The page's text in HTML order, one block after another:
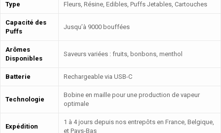
Type Fleurs, Résine, Edibles, Puffs Jetables, Cartouches
Capacité des
Puffs
Jusqu’à 9000 bouffées
Arômes
Disponibles
Saveurs variées : fruits, bonbons, menthol
Batterie Rechargeable via USB-C
Technologie
Bobine en maille pour une production de vapeur
optimale
Expédition
1 à 4 jours depuis nos entrepôts en France, Belgique,
et Pays-Bas